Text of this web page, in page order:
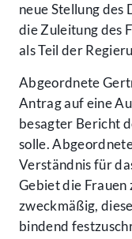
neue Stellung
die Zuleitung des
als Teil der
Abgeordnete
Antrag auf eine
besagter Bericht
solle.
Verständnis für
Gebiet die
zweckmäßig,
bindend